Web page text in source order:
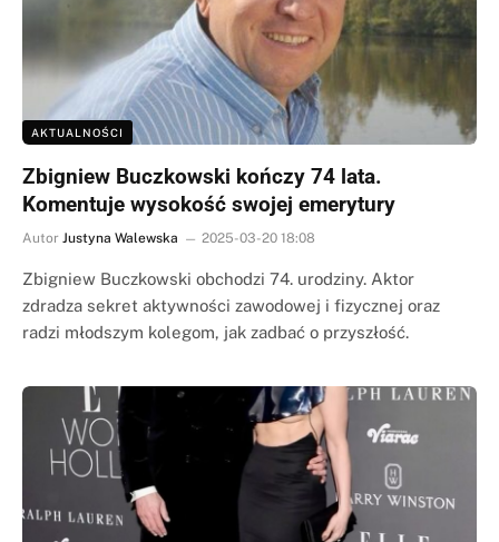
AKTUALNOŚCI
Zbigniew Buczkowski kończy 74 lata.
Komentuje wysokość swojej emerytury
Autor Justyna Walewska 2025-03-20 18:08
Zbigniew Buczkowski obchodzi 74. urodziny. Aktor
zdradza sekret aktywności zawodowej i fizycznej oraz
radzi młodszym kolegom, jak zadbać o przyszłość.